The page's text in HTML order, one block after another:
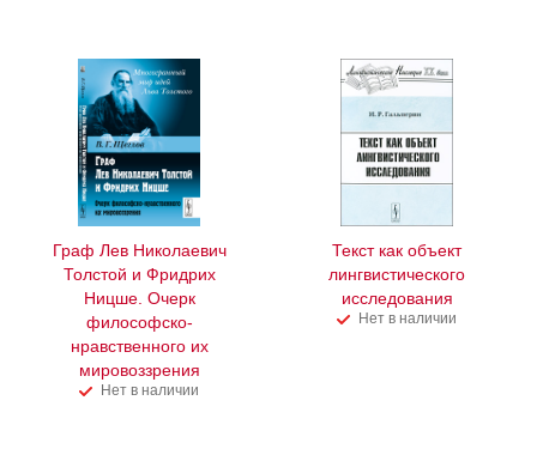
Граф Лев Николаевич
Толстой и Фридрих
Ницше. Очерк
философско-
нравственного их
мировоззрения
Нет в наличии
Текст как объект
лингвистического
исследования
Нет в наличии